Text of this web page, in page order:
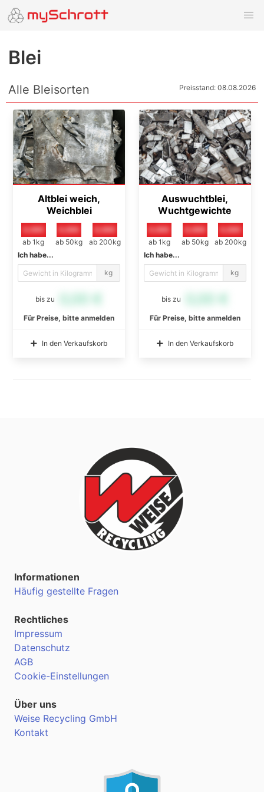
Blei
Alle Bleisorten Preisstand: 08.08.2026
Altblei weich,
Weichblei
0,00€
ab 1kg
0,00€
ab 50kg
0,00€
ab 200kg
Ich habe...
kg
bis zu
Für Preise, bitte anmelden
In den Verkaufskorb
Auswuchtblei,
Wuchtgewichte
0,00€
ab 1kg
0,00€
ab 50kg
0,00€
ab 200kg
Ich habe...
kg
bis zu
Für Preise, bitte anmelden
In den Verkaufskorb
Informationen
Häufig gestellte Fragen
Rechtliches
Impressum
Datenschutz
AGB
Cookie-Einstellungen
Über uns
Weise Recycling GmbH
Kontakt